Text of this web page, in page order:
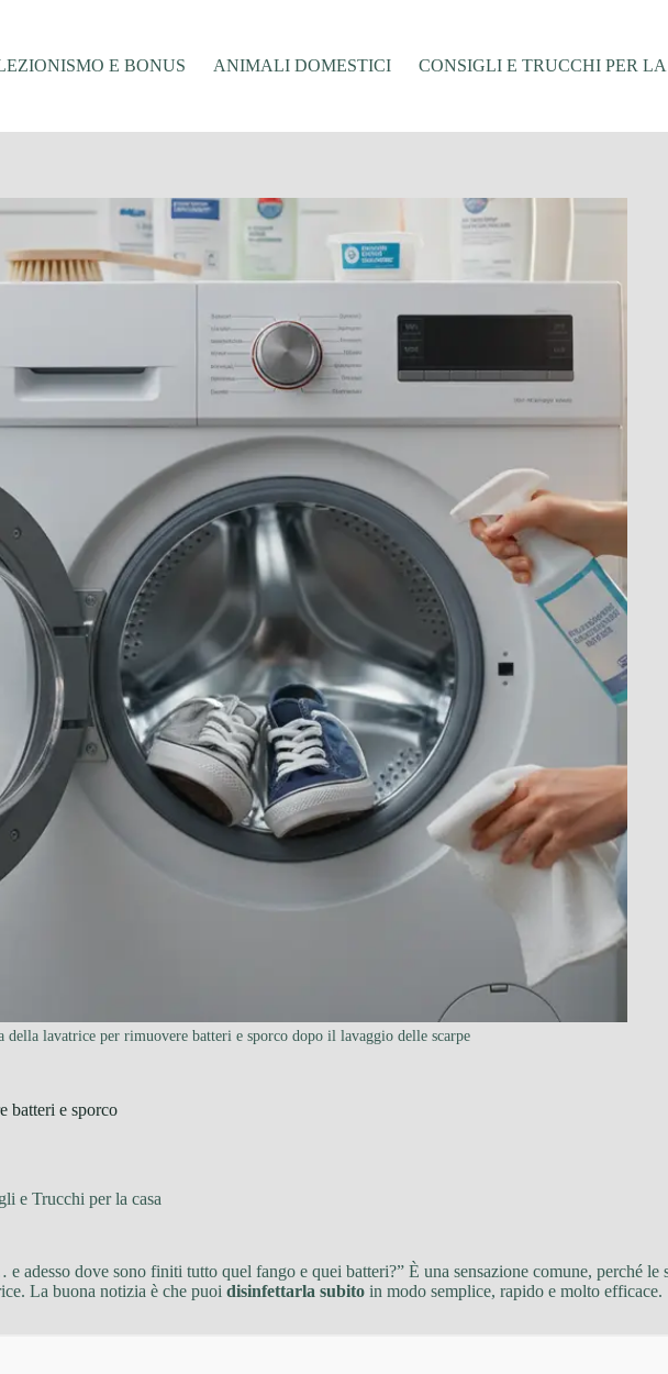
E BONUS ANIMALI DOMESTICI CONSIGLI E TRUCCHI PER
della lavatrice per rimuovere batteri e sporco dopo il lavaggio delle scarpe
batteri e sporco
e Trucchi per la casa
adesso dove sono finiti tutto quel fango e quei batteri?” È una sensazione comune, perché le
La buona notizia è che puoi disinfettarla subito in modo semplice, rapido e molto efficace.